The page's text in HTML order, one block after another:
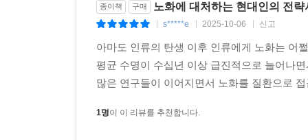
종이책 구매 노화에 대처하는 현대인의 전략
s*****e 2025-10-06 신고
아마도 인류의 탄생 이후 인류에게 노화는 어
평균 수명이 수십년 이상 급진적으로 늘어나
많은 연구들이 이어지면서 노화를 질환으로
1명이 이 리뷰를 추천합니다.